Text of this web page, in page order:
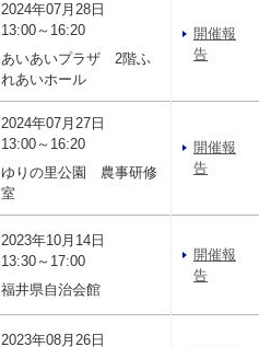
2024年07月28日
13:00～16:20
あいあいプラザ 2階ふ
れあいホール
開催報
告
2024年07月27日
13:00～16:20
ゆりの里公園 農事研修
室
開催報
告
2023年10月14日
13:30～17:00
福井県自治会館
開催報
告
2023年08月26日